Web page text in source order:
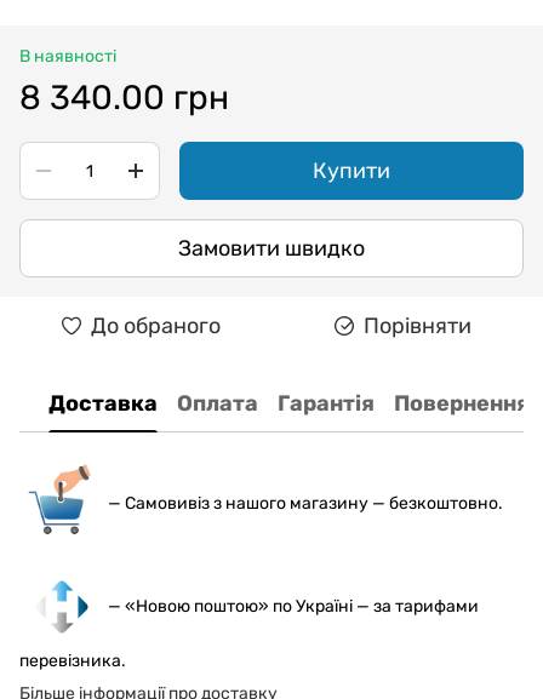
В наявності
8 340.00 грн
Купити
Замовити швидко
До обраного Порівняти
Доставка Оплата Гарантія Повернення
— Самовивіз з нашого магазину — безкоштовно.
— «Новою поштою» по Україні — за тарифами
перевізника.
Більше інформації про доставку